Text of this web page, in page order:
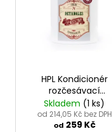
HPL Kondicionér
rozčesávací
DETANGLES
- Detangles Cream
Skladem (1 ks)
od 214,05 Kč bez DPH
od 259 Kč